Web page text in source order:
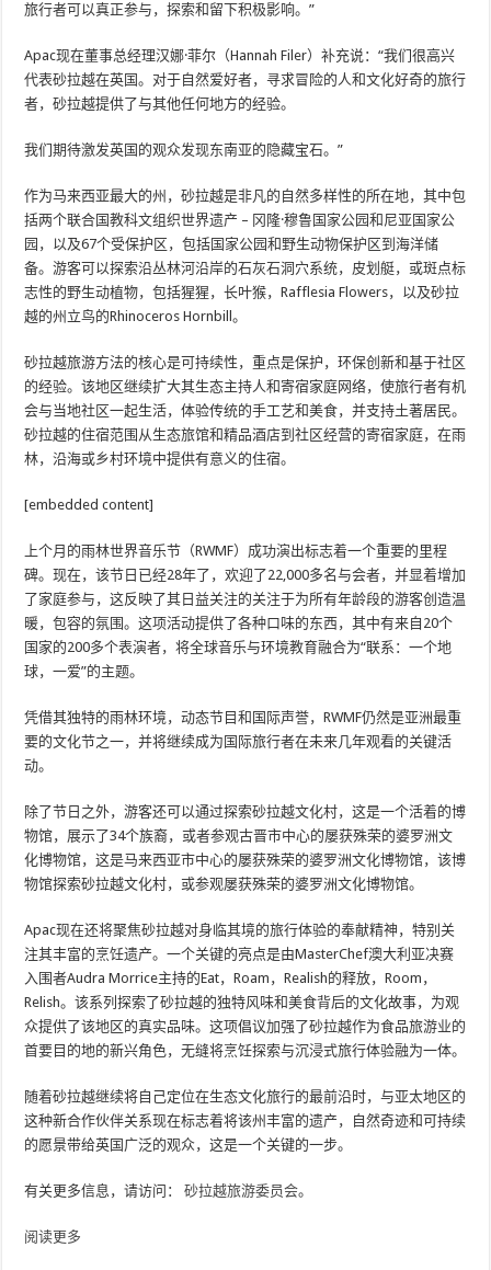
旅行者可以真正参与，探索和留下积极影响。”
Apac现在董事总经理汉娜·菲尔（Hannah Filer）补充说：“我们很高兴
代表砂拉越在英国。对于自然爱好者，寻求冒险的人和文化好奇的旅行
者，砂拉越提供了与其他任何地方的经验。
我们期待激发英国的观众发现东南亚的隐藏宝石。”
作为马来西亚最大的州，砂拉越是非凡的自然多样性的所在地，其中包
括两个联合国教科文组织世界遗产 – 冈隆·穆鲁国家公园和尼亚国家公
园，以及67个受保护区，包括国家公园和野生动物保护区到海洋储
备。游客可以探索沿丛林河沿岸的石灰石洞穴系统，皮划艇，或斑点标
志性的野生动植物，包括猩猩，长叶猴，Rafflesia Flowers，以及砂拉
越的州立鸟的Rhinoceros Hornbill。
砂拉越旅游方法的核心是可持续性，重点是保护，环保创新和基于社区
的经验。该地区继续扩大其生态主持人和寄宿家庭网络，使旅行者有机
会与当地社区一起生活，体验传统的手工艺和美食，并支持土著居民。
砂拉越的住宿范围从生态旅馆和精品酒店到社区经营的寄宿家庭，在雨
林，沿海或乡村环境中提供有意义的住宿。
[embedded content]
上个月的雨林世界音乐节（RWMF）成功演出标志着一个重要的里程
碑。现在，该节日已经28年了，欢迎了22,000多名与会者，并显着增加
了家庭参与，这反映了其日益关注的关注于为所有年龄段的游客创造温
暖，包容的氛围。这项活动提供了各种口味的东西，其中有来自20个
国家的200多个表演者，将全球音乐与环境教育融合为“联系：一个地
球，一爱”的主题。
凭借其独特的雨林环境，动态节目和国际声誉，RWMF仍然是亚洲最重
要的文化节之一，并将继续成为国际旅行者在未来几年观看的关键活
动。
除了节日之外，游客还可以通过探索砂拉越文化村，这是一个活着的博
物馆，展示了34个族裔，或者参观古晋市中心的屡获殊荣的婆罗洲文
化博物馆，这是马来西亚市中心的屡获殊荣的婆罗洲文化博物馆，该博
物馆探索砂拉越文化村，或参观屡获殊荣的婆罗洲文化博物馆。
Apac现在还将聚焦砂拉越对身临其境的旅行体验的奉献精神，特别关
注其丰富的烹饪遗产。一个关键的亮点是由MasterChef澳大利亚决赛
入围者Audra Morrice主持的Eat，Roam，Realish的释放，Room，
Relish。该系列探索了砂拉越的独特风味和美食背后的文化故事，为观
众提供了该地区的真实品味。这项倡议加强了砂拉越作为食品旅游业的
首要目的地的新兴角色，无缝将烹饪探索与沉浸式旅行体验融为一体。
随着砂拉越继续将自己定位在生态文化旅行的最前沿时，与亚太地区的
这种新合作伙伴关系现在标志着将该州丰富的遗产，自然奇迹和可持续
的愿景带给英国广泛的观众，这是一个关键的一步。
有关更多信息，请访问：砂拉越旅游委员会。
阅读更多